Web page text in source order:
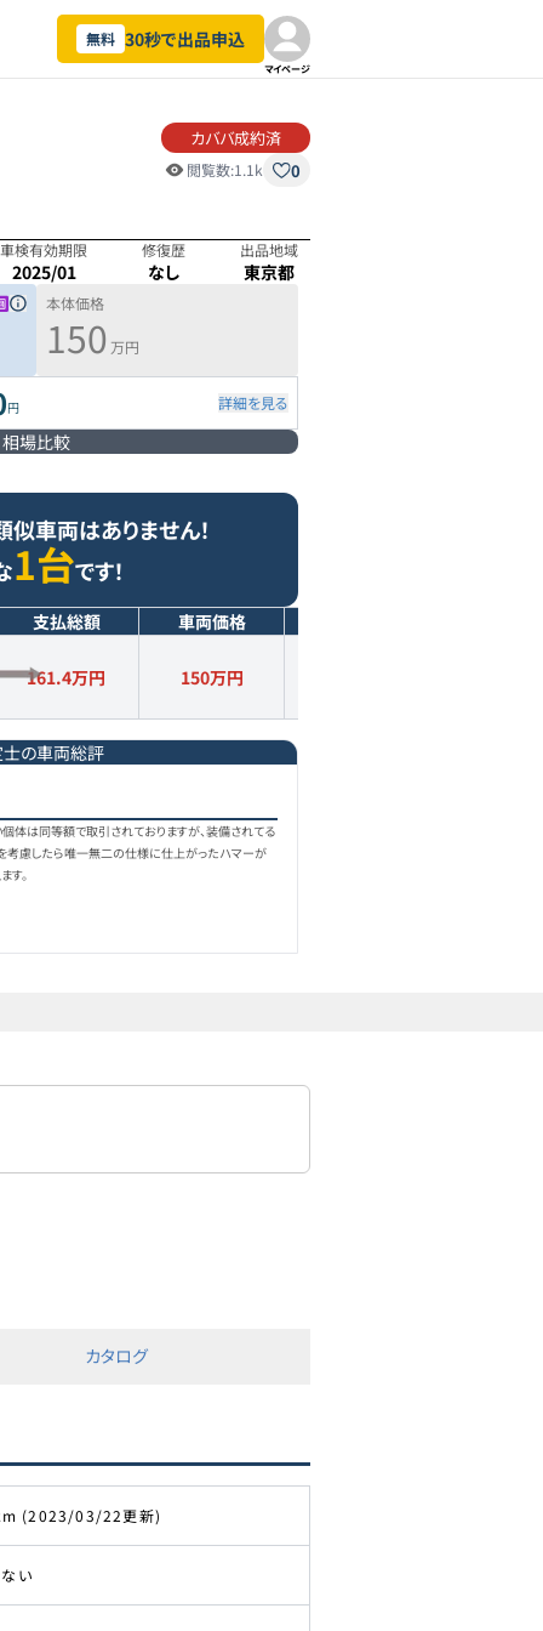
無料 30秒で出品申込
マイページ
カババ成約済
閲覧数:1.1k 0
車検有効期限
2025/01
修復歴
なし
出品地域
東京都
本体価格
150 万円
円 詳細を見る
相場比較
車両はありません！
1台です！
支払総額 車両価格
161.4万円 150万円
の車両総評
体は同等額で取引されておりますが、装備されてる
考慮したら唯一無二の仕様に仕上がったハマーが
す。
カタログ
(2023/03/22更新)
い